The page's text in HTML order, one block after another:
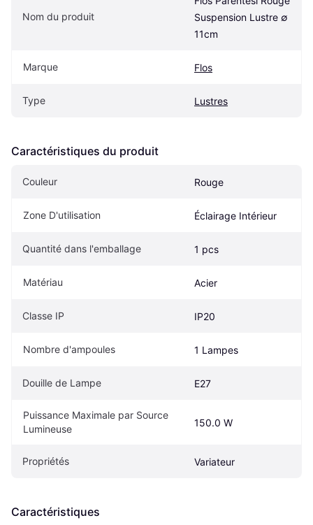
Nom du produit
Suspension Lustre ∅
11cm
Marque Flos
Type Lustres
Caractéristiques du produit
Couleur Rouge
Zone D'utilisation Éclairage Intérieur
Quantité dans l'emballage 1 pcs
Matériau Acier
Classe IP IP20
Nombre d'ampoules 1 Lampes
Douille de Lampe E27
Puissance Maximale par Source
Lumineuse
150.0 W
Propriétés Variateur
Caractéristiques